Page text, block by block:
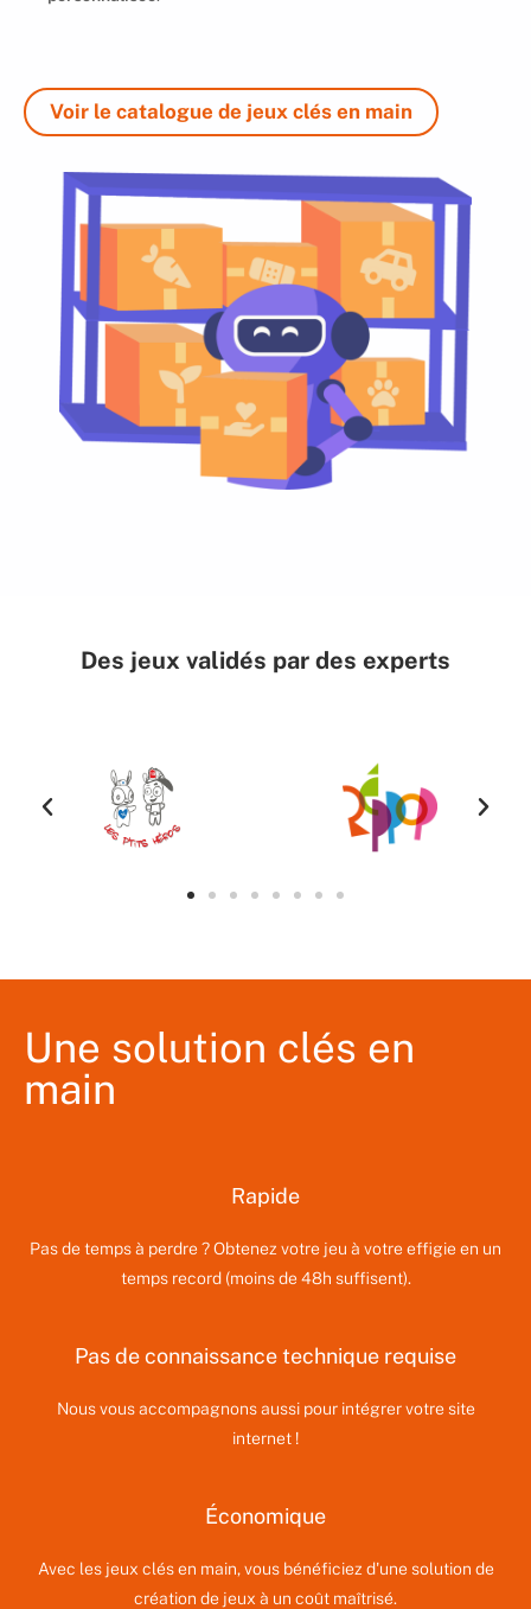
Voir le catalogue de jeux clés en main
Des jeux validés par des experts
Une solution clés en
main
Rapide
Pas de temps à perdre ? Obtenez votre jeu à votre effigie en un
temps record (moins de 48h suffisent).
Pas de connaissance technique requise
Nous vous accompagnons aussi pour intégrer votre site
internet !
Économique
Avec les jeux clés en main, vous bénéficiez d'une solution de
création de jeux à un coût maîtrisé.